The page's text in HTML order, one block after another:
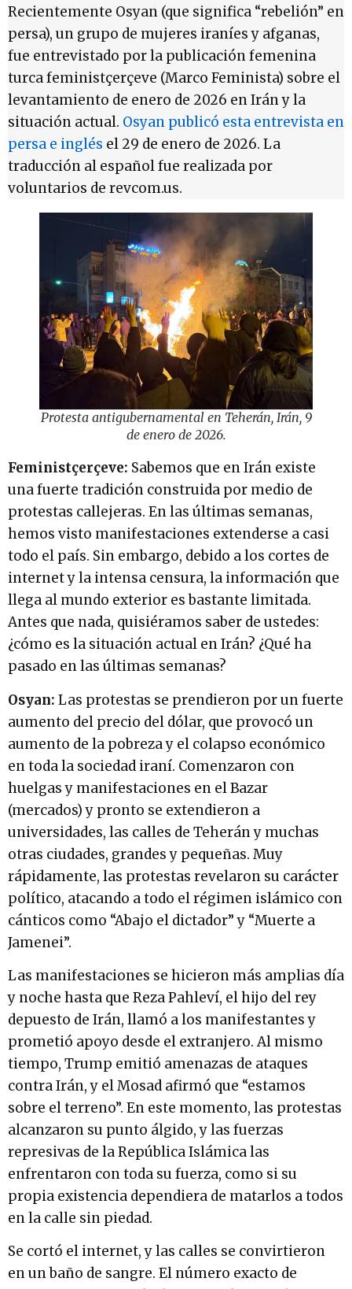
Recientemente Osyan (que significa “rebelión” en
persa), un grupo de mujeres iraníes y afganas,
fue entrevistado por la publicación femenina
turca feministçerçeve (Marco Feminista) sobre el
levantamiento de enero de 2026 en Irán y la
situación actual. Osyan publicó esta entrevista en
persa e inglés el 29 de enero de 2026. La
traducción al español fue realizada por
voluntarios de revcom.us.
Protesta antigubernamental en Teherán, Irán, 9
de enero de 2026.
Feministçerçeve: Sabemos que en Irán existe
una fuerte tradición construida por medio de
protestas callejeras. En las últimas semanas,
hemos visto manifestaciones extenderse a casi
todo el país. Sin embargo, debido a los cortes de
internet y la intensa censura, la información que
llega al mundo exterior es bastante limitada.
Antes que nada, quisiéramos saber de ustedes:
¿cómo es la situación actual en Irán? ¿Qué ha
pasado en las últimas semanas?
Osyan: Las protestas se prendieron por un fuerte
aumento del precio del dólar, que provocó un
aumento de la pobreza y el colapso económico
en toda la sociedad iraní. Comenzaron con
huelgas y manifestaciones en el Bazar
(mercados) y pronto se extendieron a
universidades, las calles de Teherán y muchas
otras ciudades, grandes y pequeñas. Muy
rápidamente, las protestas revelaron su carácter
político, atacando a todo el régimen islámico con
cánticos como “Abajo el dictador” y “Muerte a
Jamenei”.
Las manifestaciones se hicieron más amplias día
y noche hasta que Reza Pahleví, el hijo del rey
depuesto de Irán, llamó a los manifestantes y
prometió apoyo desde el extranjero. Al mismo
tiempo, Trump emitió amenazas de ataques
contra Irán, y el Mosad afirmó que “estamos
sobre el terreno”. En este momento, las protestas
alcanzaron su punto álgido, y las fuerzas
represivas de la República Islámica las
enfrentaron con toda su fuerza, como si su
propia existencia dependiera de matarlos a todos
en la calle sin piedad.
Se cortó el internet, y las calles se convirtieron
en un baño de sangre. El número exacto de